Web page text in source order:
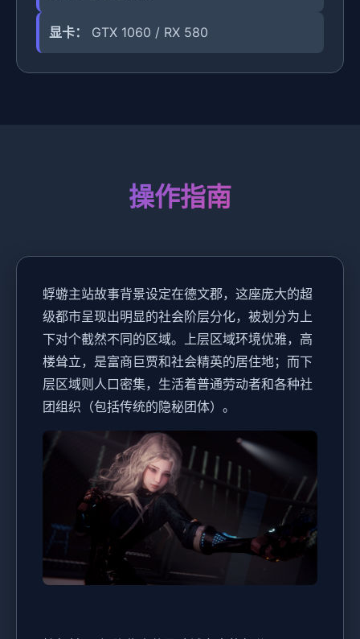
显卡： GTX 1060 / RX 580
操作指南
蜉蝣主站故事背景设定在德文郡，这座庞大的超
级都市呈现出明显的社会阶层分化，被划分为上
下对个截然不同的区域。上层区域环境优雅，高
楼耸立，是富商巨贾和社会精英的居住地；而下
层区域则人口密集，生活着普通劳动者和各种社
团组织（包括传统的隐秘团体）。